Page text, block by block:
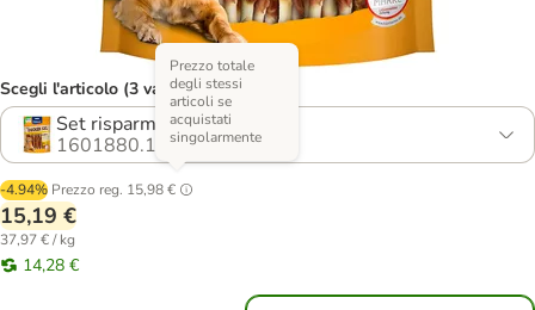
Scegli l'articolo (3 varianti)
Set risparmio: 2 x 200 g
1601880.1
-4.94% Prezzo reg. 15,98 €
Prezzo totale
degli stessi
articoli se
acquistati
singolarmente
15,19 €
37,97 € / kg
14,28 €